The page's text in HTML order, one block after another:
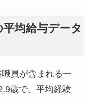
平均給与データ
員が含まれる一
歳で、平均経験